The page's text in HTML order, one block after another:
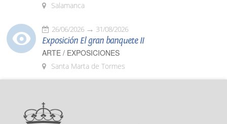
Salamanca
26/06/2026 31/08/2026
Exposición El gran banquete II
ARTE / EXPOSICIONES
Santa Marta de Tormes